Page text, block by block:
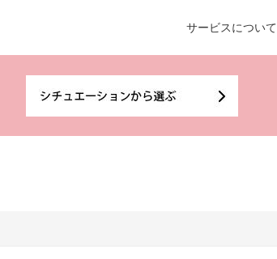
サービスについて